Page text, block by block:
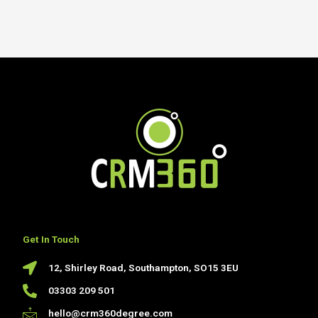
Get In Touch
12, Shirley Road, Southampton, SO15 3EU
03303 209 501
hello@crm360degree.com